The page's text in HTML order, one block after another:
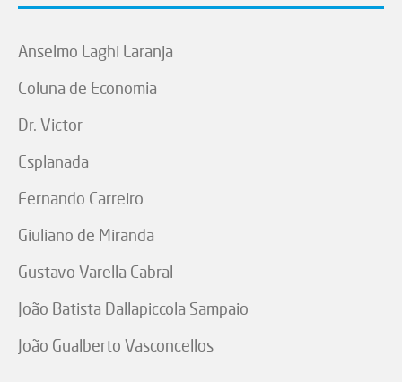
Anselmo Laghi Laranja
Coluna de Economia
Dr. Victor
Esplanada
Fernando Carreiro
Giuliano de Miranda
Gustavo Varella Cabral
João Batista Dallapiccola Sampaio
João Gualberto Vasconcellos